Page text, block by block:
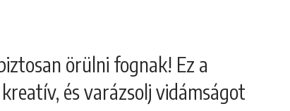
örülni fognak! Ez a
és varázsolj vidámságot